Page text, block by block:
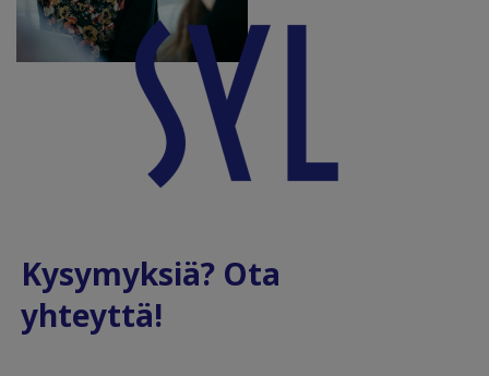
Kysymyksiä? Ota
yhteyttä!